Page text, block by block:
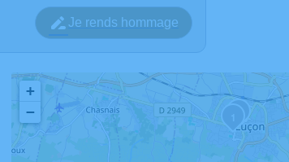
Je rends hommage
+
−